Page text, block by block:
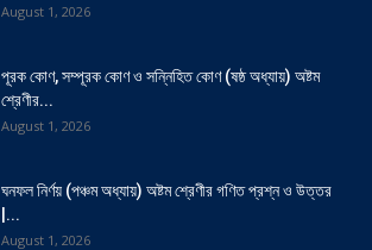
August 1, 2026
পূরক কোণ, সম্পূরক কোণ ও সন্নিহিত কোণ (ষষ্ঠ অধ্যায়) অষ্টম
শ্রেণীর...
August 1, 2026
ঘনফল নির্ণয় (পঞ্চম অধ্যায়) অষ্টম শ্রেণীর গণিত প্রশ্ন ও উত্তর
|...
August 1, 2026